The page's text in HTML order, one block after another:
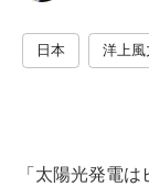
日本 洋上風
「太陽光発電